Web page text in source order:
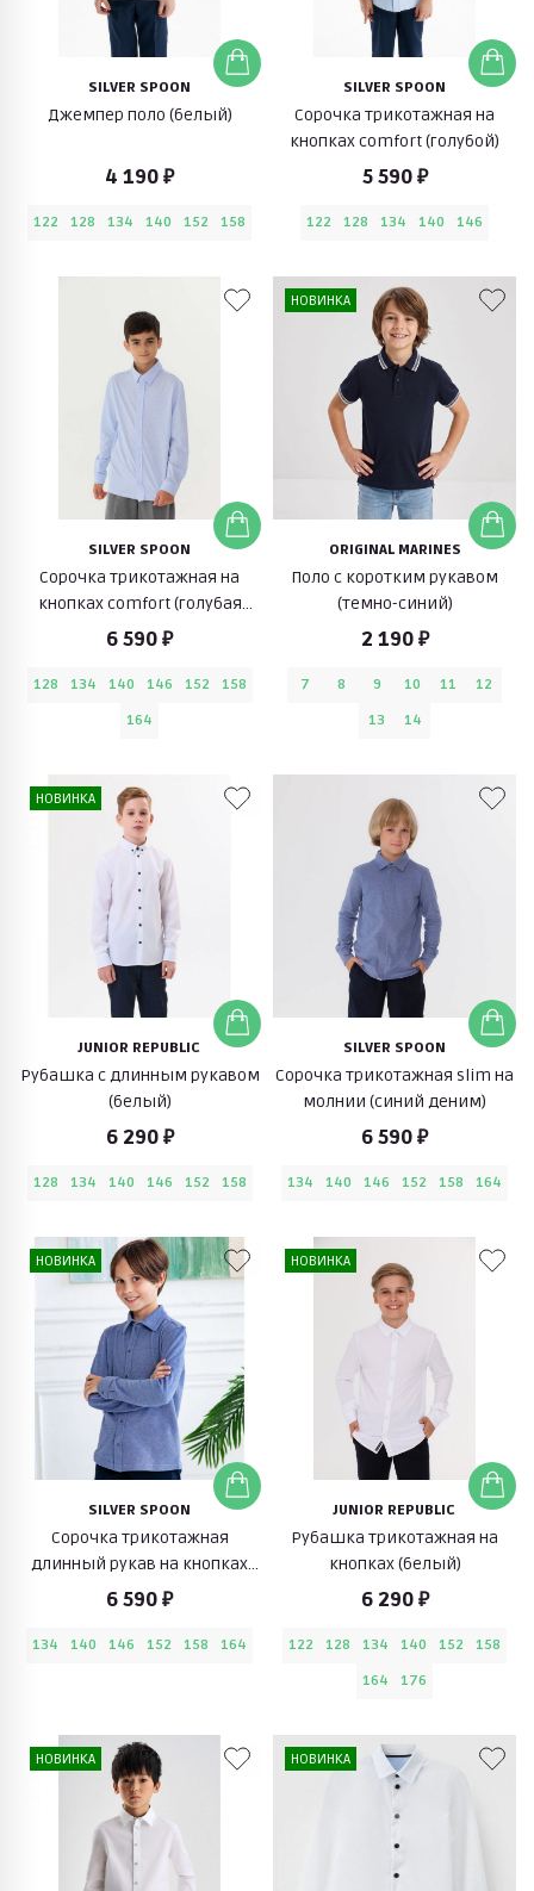
SILVER SPOON
Джемпер поло (белый)
4 190 ₽
122 128 134 140 152 158
SILVER SPOON
Сорочка трикотажная на
кнопках comfort (голубой)
5 590 ₽
122 128 134 140 146
SILVER SPOON
Сорочка трикотажная на
кнопках comfort (голубая
клетка)
6 590 ₽
128 134 140 146 152
158
164
НОВИНКА
ORIGINAL MARINES
Поло с коротким рукавом
(темно-синий)
2 190 ₽
7 8 9 10 11
12
13
14
НОВИНКА
JUNIOR REPUBLIC
Рубашка с длинным рукавом
(белый)
6 290 ₽
128 134 140 146 152 158
SILVER SPOON
Сорочка трикотажная slim на
молнии (синий деним)
6 590 ₽
134 140 146 152 158 164
НОВИНКА
SILVER SPOON
Сорочка трикотажная
длинный рукав на кнопках
комфорт (синий)
6 590 ₽
134 140 146 152 158 164
НОВИНКА
JUNIOR REPUBLIC
Рубашка трикотажная на
кнопках (белый)
6 290 ₽
122 128 134 140 152
158
164
176
НОВИНКА НОВИНКА